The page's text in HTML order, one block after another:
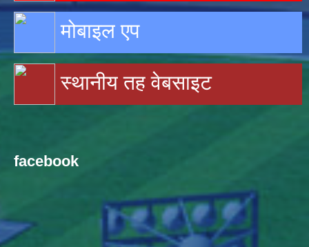
मोबाइल एप
स्थानीय तह वेबसाइट
facebook